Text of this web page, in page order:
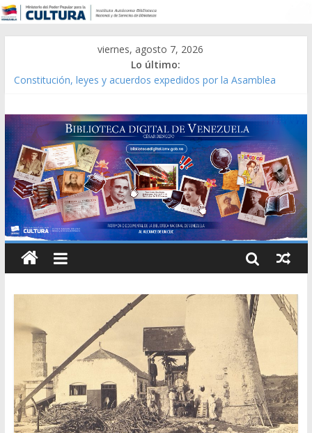
viernes, agosto 7, 2026
Lo último:
Constitución, leyes y acuerdos expedidos por la Asamblea
Modesta Bor Sánchez [material gráfico]
Gaceta Oficial de la República de Venezuela año CXXXIII Mes V,
Caracas 09 de marzo de 2006 N° 38.394
Catálogo temático de obras de Modesta Bor